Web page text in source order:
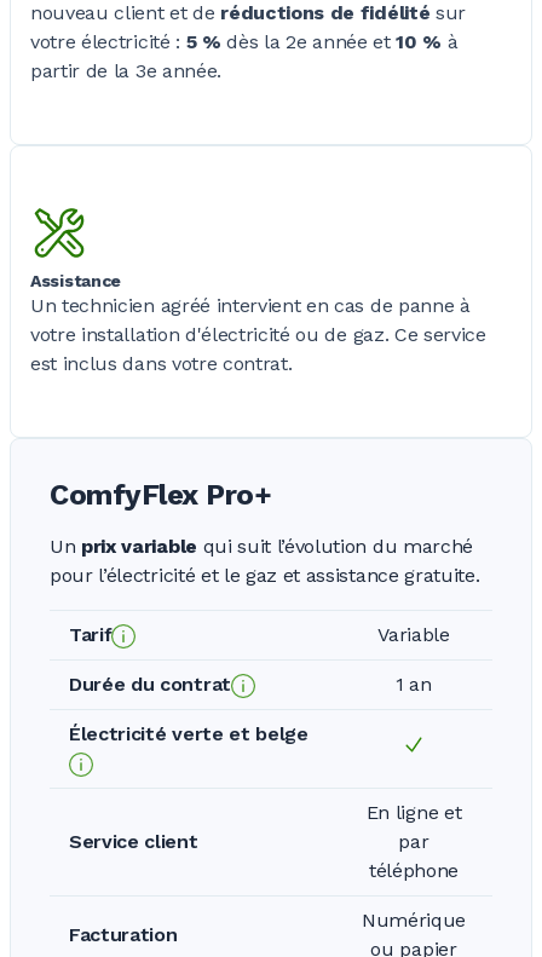
nouveau client et de réductions de fidélité sur
votreélectricité : 5 % dès la 2e année et10 % à
partir de la 3e année.
Assistance
Un technicien agréé intervient en cas de panne à
votre installation d'électricité ou de gaz. Ce service
est inclus dans votre contrat.
ComfyFlex Pro+
Un prix variable qui suit l’évolution du marché
pour l’électricité et le gaz et assistance gratuite.
Tarif Variable
Durée du contrat 1 an
Électricité verte et belge
Service client
En ligne et
par
téléphone
Facturation
Numérique
ou papier